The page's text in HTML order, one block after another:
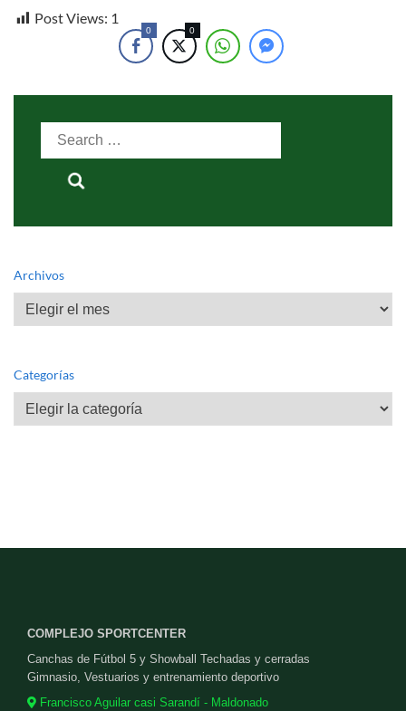
Post Views: 1
0 0
Search
Archivos
Archivos
Categorías
Categorías
COMPLEJO SPORTCENTER
Canchas de Fútbol 5 y Showball Techadas y cerradas
Gimnasio, Vestuarios y entrenamiento deportivo
Francisco Aguilar casi Sarandí - Maldonado